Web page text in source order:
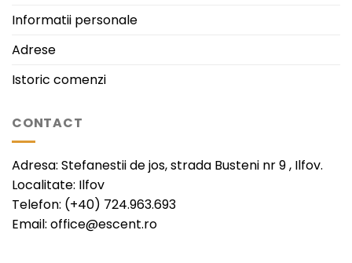
Informatii personale
Adrese
Istoric comenzi
CONTACT
Adresa: Stefanestii de jos, strada Busteni nr 9 , Ilfov.
Localitate: Ilfov
Telefon: (+40) 724.963.693
Email: office@escent.ro